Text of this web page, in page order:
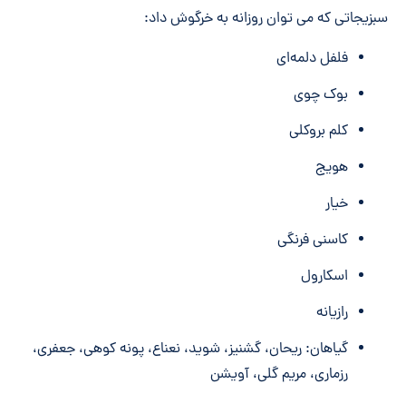
سبزیجاتی که می توان روزانه به خرگوش داد:
فلفل دلمه‌ای
بوک چوی
کلم بروکلی
هویج
خیار
کاسنی فرنگی
اسکارول
رازیانه
گیاهان: ریحان، گشنیز، شوید، نعناع، ​​پونه کوهی، جعفری،
رزماری، مریم گلی، آویشن